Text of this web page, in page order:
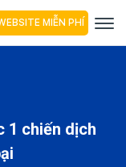
MIỄN PHÍ
1 chiến dịch